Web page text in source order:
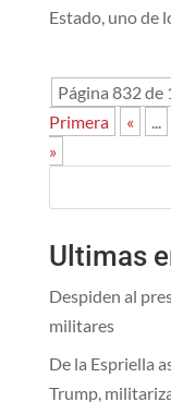
Estado, uno de
Página 832 de
Primera
« ...
»
Ultimas
Despiden al
militares
De la Espriella
Trump,